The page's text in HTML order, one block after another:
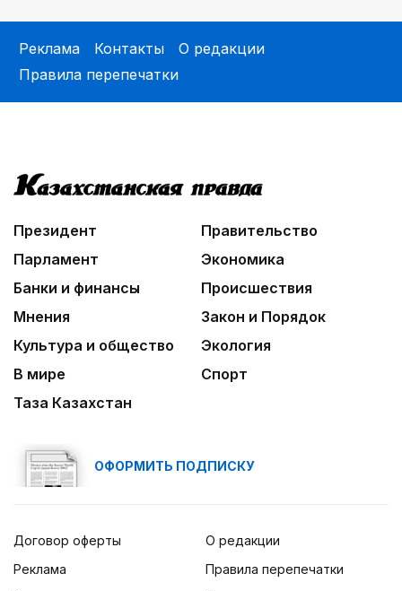
Реклама Контакты
О редакции
Правила перепечатки
Президент
Правительство
Парламент
Экономика
Банки и финансы
Происшествия
Мнения
Закон и Порядок
Культура и общество
Экология
В мире
Спорт
Таза Казахстан
ОФОРМИТЬ ПОДПИСКУ
Договор оферты
Реклама
О редакции
Правила перепечатки